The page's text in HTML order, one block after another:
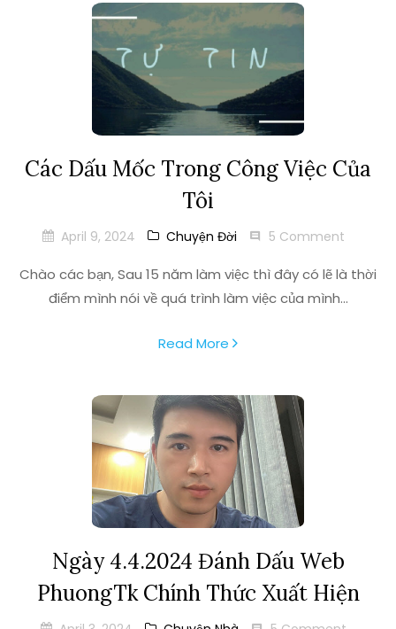
Các Dấu Mốc Trong Công Việc Của
Tôi
April 9, 2024 Chuyện Đời 5 Comment
Chào các bạn, Sau 15 năm làm việc thì đây có lẽ là thời
điểm mình nói về quá trình làm việc của mình...
Read More
Ngày 4.4.2024 Đánh Dấu Web
PhuongTk Chính Thức Xuất Hiện